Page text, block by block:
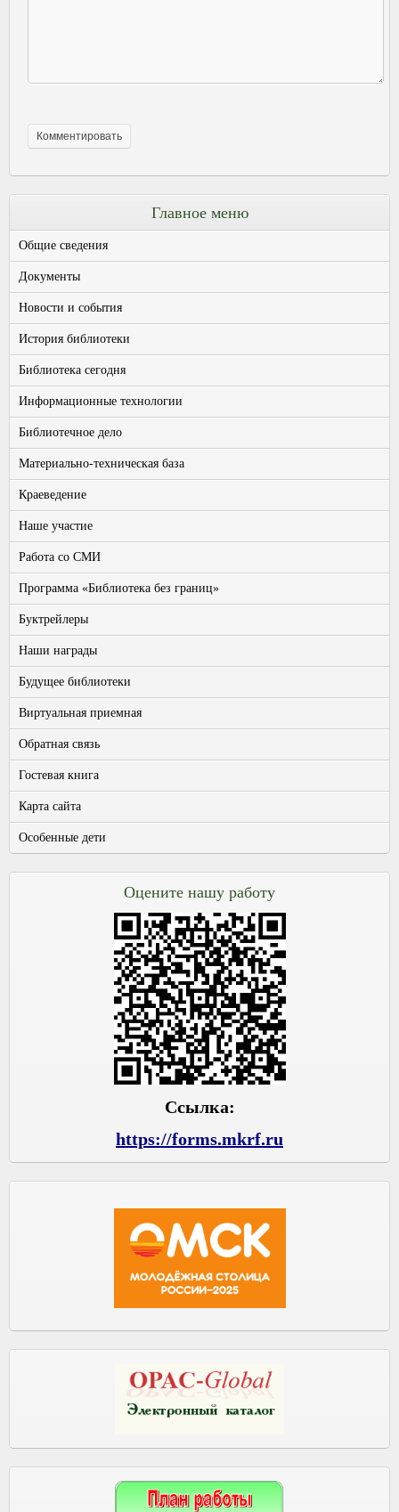
Главное меню
Общие сведения
Документы
Новости и события
История библиотеки
Библиотека сегодня
Информационные технологии
Библиотечное дело
Материально-техническая база
Краеведение
Наше участие
Работа со СМИ
Программа «Библиотека без границ»
Буктрейлеры
Наши награды
Будущее библиотеки
Виртуальная приемная
Обратная связь
Гостевая книга
Карта сайта
Особенные дети
Оцените нашу работу
Ссылка:
https://forms.mkrf.ru